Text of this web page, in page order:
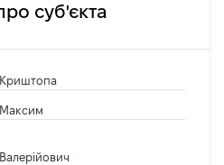
суб'єкта
Криштопа
Максим
Валерійович